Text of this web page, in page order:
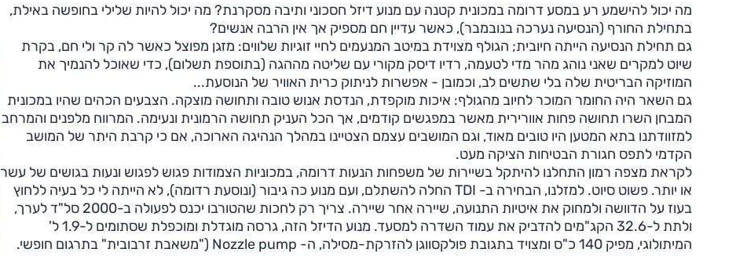
מה יכול להישמע רע במסע דרומה במכונית קטנה עם מנוע דיזל חסכוני ותיבה מסקרנת? מה יכול להיות שלילי בחופשה באילת,
בתחילת החורף (הנסיעה נערכה בנובמבר), כאשר עדיין חם מספיק אך אין הרבה אנשים?
גם תחילת הנסיעה הייתה חיובית; הגולף מצוידת במיטב המנעמים לחיי זוגיות שלווים: מזגן מפוצל כאשר לה קר ולי חם, בקרת
שיוט למקרים שאני נוהג מהר מדי לטעמה, רדיו דיסק מקורי עם שליטה מההגה (בתוספת תשלום), כדי שאוכל להנמיך את
המוזיקה הבריטית שלה בלי שתשים לב, וכמובן - אפשרות לניתוק כרית האוויר של הנוסעת...
גם השאר היה החומר המוכר לחיוב מהגולף: איכות מוקפדת, הנדסת אנוש טובה ותחושה מוצקה. הצבעים הכהים שהיו במכונית
המבחן השרו תחושה פחות אוורירית מאשר במפגשים קודמים, אך הכל העניק תחושה הרמונית ונעימה. המרווח מלפנים והמרחב
למזוודתנו בתא המטען היו טובים מאוד, וגם המושבים עצמם הצטיינו במהלך הנהיגה הארוכה, אם כי קרבת היתר של המושב
הקדמי לתפס חגורת הבטיחות הציקה מעט.
לקראת מצפה רמון התחלנו להיתקל בשיירות של משפחות הנעות דרומה, במכוניות הצמודות פגוש לפגוש ונעות בגושים של עשר
או יותר. פשוט סיוט. למזלנו, הבחירה ב- TDI החלה להשתלם, ועם מנוע כה גיבור (ונוסעת רדומה), לא הייתה לי כל בעיה ללחוץ
בעוז על הדוושה ולמחוק את איטיות התנועה, שיירה אחר שיירה. צריך רק לחכות שהטורבו יכנס לפעולה ב-2000 סל"ד לערך,
ולתת ל-32.6 הקג"מים להדביק את עמוד השדרה למסעד. מנוע הדיזל הזה, גרסה מוגדלת ומוכפלת שסתומים ל-1.9 ל'
המיתולוגי, מפיק 140 כ"ס ומצויד בתגובת פולקסווגן להזרקת-מסילה, ה- Nozzle pump ("משאבת זרבובית" בתרגום חופשי.